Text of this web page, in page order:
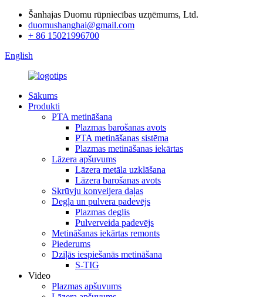
Šanhajas Duomu rūpniecības uzņēmums, Ltd.
duomushanghai@gmail.com
+ 86 15021996700
English
Sākums
Produkti
PTA metināšana
Plazmas barošanas avots
PTA metināšanas sistēma
Plazmas metināšanas iekārtas
Lāzera apšuvums
Lāzera metāla uzklāšana
Lāzera barošanas avots
Skrūvju konveijera daļas
Degļa un pulvera padevējs
Plazmas deglis
Pulverveida padevējs
Metināšanas iekārtas remonts
Piederums
Dziļās iespiešanās metināšana
S-TIG
Video
Plazmas apšuvums